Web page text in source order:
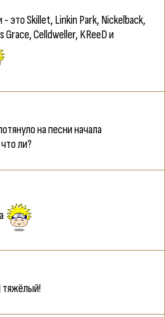
это Skillet, Linkin Park, Nickelback,
Grace, Celldweller, KReeD и
на песни начала
ли?
тяжёлый!